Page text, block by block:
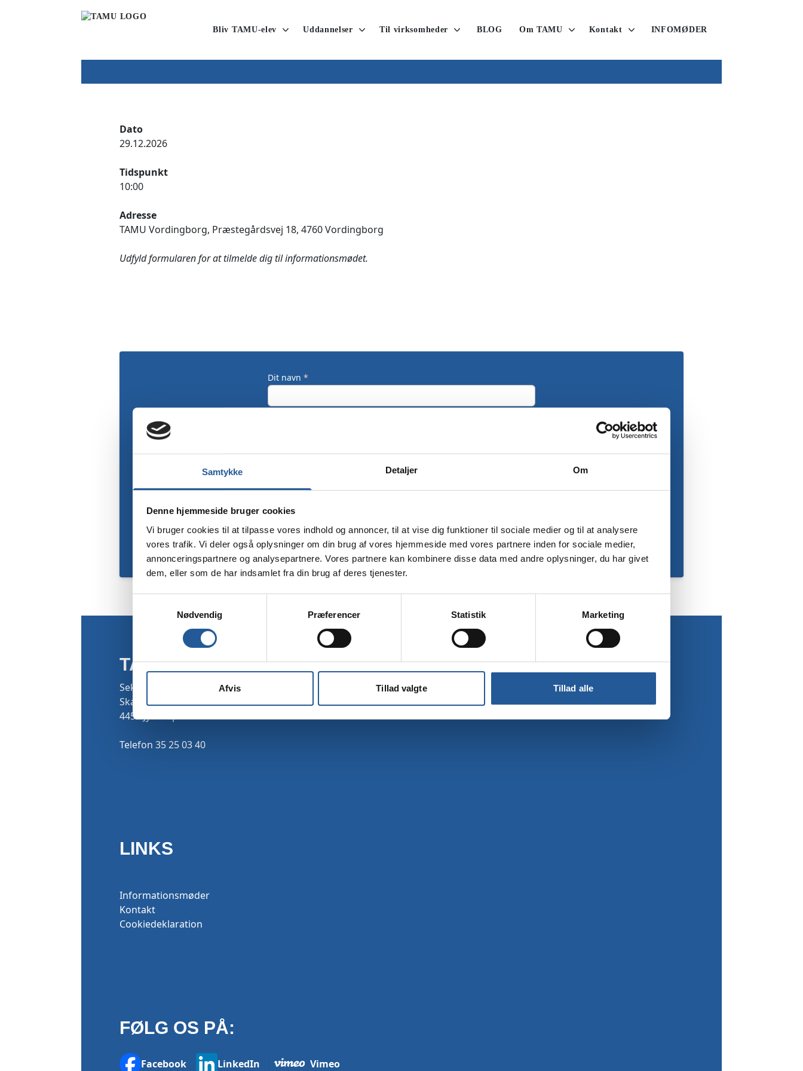
Samtykke Detaljer Om
Denne hjemmeside bruger cookies
Vi bruger cookies til at tilpasse vores indhold og annoncer, til at vise dig funktioner til sociale medier og til at analysere
vores trafik. Vi deler også oplysninger om din brug af vores hjemmeside med vores partnere inden for sociale medier,
annonceringspartnere og analysepartnere. Vores partnere kan kombinere disse data med andre oplysninger, du har givet
dem, eller som de har indsamlet fra din brug af deres tjenester.
Nødvendig
Præferencer Statistik Marketing
Afvis Tillad valgte Tillad alle
Bliv TAMU-elev Uddannelser Til virksomheder BLOG Om TAMU Kontakt INFOMØDER
Dato
29.12.2026
Tidspunkt
10:00
Adresse
TAMU Vordingborg, Præstegårdsvej 18, 4760 Vordingborg
Udfyld formularen for at tilmelde dig til informationsmødet.
Dit navn *
Tilmelding
TAMU
Sekretariatet
Skarridsøgade 53
4450 Jyderup
Telefon 35 25 03 40
LINKS
Informationsmøder
Kontakt
Cookiedeklaration
FØLG OS PÅ:
Facebook LinkedIn Vimeo